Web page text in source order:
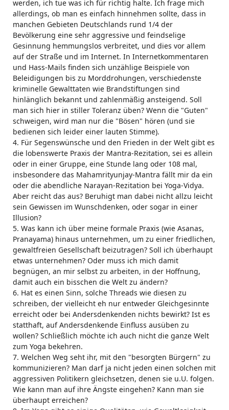
werden, ich tue was ich für richtig halte. Ich frage mich
allerdings, ob man es einfach hinnehmen sollte, dass in
manchen Gebieten Deutschlands rund 1/4 der
Bevölkerung eine sehr aggressive und feindselige
Gesinnung hemmungslos verbreitet, und dies vor allem
auf der Straße und im Internet. In Internetkommentaren
und Hass-Mails finden sich unzählige Beispiele von
Beleidigungen bis zu Morddrohungen, verschiedenste
kriminelle Gewalttaten wie Brandstiftungen sind
hinlänglich bekannt und zahlenmäßig ansteigend. Soll
man sich hier in stiller Toleranz üben? Wenn die "Guten"
schweigen, wird man nur die "Bösen" hören (und sie
bedienen sich leider einer lauten Stimme).
4. Für Segenswünsche und den Frieden in der Welt gibt es
die lobenswerte Praxis der Mantra-Rezitation, sei es allein
oder in einer Gruppe, eine Stunde lang oder 108 mal,
insbesondere das Mahamrityunjay-Mantra fällt mir da ein
oder die abendliche Narayan-Rezitation bei Yoga-Vidya.
Aber reicht das aus? Beruhigt man dabei nicht allzu leicht
sein Gewissen im Wunschdenken, oder sogar in einer
Illusion?
5. Was kann ich über meine formale Praxis (wie Asanas,
Pranayama) hinaus unternehmen, um zu einer friedlichen,
gewaltfreien Gesellschaft beizutragen? Soll ich überhaupt
etwas unternehmen? Oder muss ich mich damit
begnügen, an mir selbst zu arbeiten, in der Hoffnung,
damit auch ein bisschen die Welt zu ändern?
6. Hat es einen Sinn, solche Threads wie diesen zu
schreiben, der vielleicht eh nur entweder Gleichgesinnte
erreicht oder bei Andersdenkenden nichts bewirkt? Ist es
statthaft, auf Andersdenkende Einfluss ausüben zu
wollen? Schließlich möchte ich auch nicht die ganze Welt
zum Yoga bekehren.
7. Welchen Weg seht ihr, mit den "besorgten Bürgern" zu
kommunizieren? Man darf ja nicht jeden einen solchen mit
aggressiven Politikern gleichsetzen, denen sie u.U. folgen.
Wie kann man auf ihre Ängste eingehen? Kann man sie
überhaupt erreichen?